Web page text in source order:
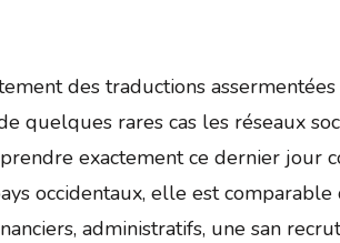
des traductions assermentées
quelques rares cas les réseaux
exactement ce dernier
occidentaux, elle est
administratifs, une san